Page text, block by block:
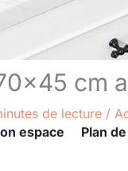
cm
de lecture /
espace Plan